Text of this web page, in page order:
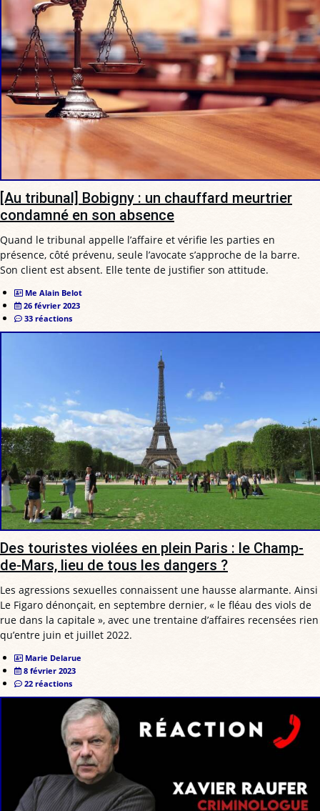
[Au tribunal] Bobigny : un chauffard meurtrier
condamné en son absence
Quand le tribunal appelle l’affaire et vérifie les parties en
présence, côté prévenu, seule l’avocate s’approche de la barre.
Son client est absent. Elle tente de justifier son attitude.
Me Alain Belot
26 février 2023
33 réactions
Des touristes violées en plein Paris : le Champ-
de-Mars, lieu de tous les dangers ?
Les agressions sexuelles connaissent une hausse alarmante. Ainsi
Le Figaro dénonçait, en septembre dernier, « le fléau des viols de
rue dans la capitale », avec une trentaine d’affaires recensées rien
qu’entre juin et juillet 2022.
Marie Delarue
8 février 2023
22 réactions